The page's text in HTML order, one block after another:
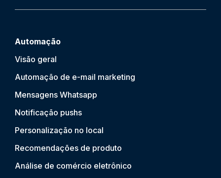
Automação
Visão geral
Automação de e-mail marketing
Mensagens Whatsapp
Notificação pushs
Personalização no local
Recomendações de produto
Análise de comércio eletrônico